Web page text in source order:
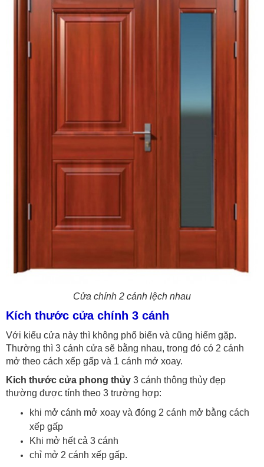
Cửa chính 2 cánh lệch nhau
Kích thước cửa chính 3 cánh
Với kiểu cửa này thì không phổ biến và cũng hiếm gặp.
Thường thì 3 cánh cửa sẽ bằng nhau, trong đó có 2 cánh
mở theo cách xếp gấp và 1 cánh mở xoay.
Kich thước cửa phong thủy 3 cánh thông thủy đẹp
thường được tính theo 3 trường hợp:
khi mở cánh mở xoay và đóng 2 cánh mở bằng cách
xếp gấp
Khi mở hết cả 3 cánh
chỉ mở 2 cánh xếp gấp.